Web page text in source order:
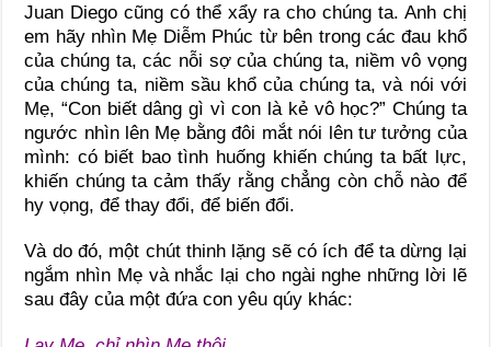
Juan Diego cũng có thể xẩy ra cho chúng ta. Anh chị
em hãy nhìn Mẹ Diễm Phúc từ bên trong các đau khổ
của chúng ta, các nỗi sợ của chúng ta, niềm vô vọng
của chúng ta, niềm sầu khổ của chúng ta, và nói với
Mẹ, “Con biết dâng gì vì con là kẻ vô học?” Chúng ta
ngước nhìn lên Mẹ bằng đôi mắt nói lên tư tưởng của
mình: có biết bao tình huống khiến chúng ta bất lực,
khiến chúng ta cảm thấy rằng chẳng còn chỗ nào để
hy vọng, để thay đổi, để biến đổi.
Và do đó, một chút thinh lặng sẽ có ích để ta dừng lại
ngắm nhìn Mẹ và nhắc lại cho ngài nghe những lời lẽ
sau đây của một đứa con yêu qúy khác: